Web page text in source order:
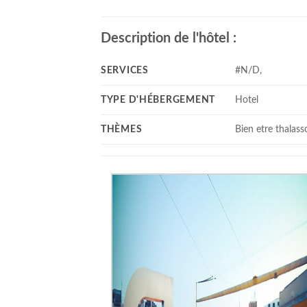
Description de l'hôtel :
SERVICES #N/D,
TYPE D'HÉBERGEMENT Hotel
THÈMES Bien etre